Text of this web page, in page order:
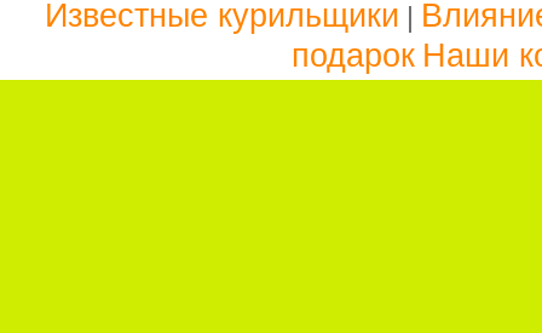
Известные курильщики |
подарок Наши